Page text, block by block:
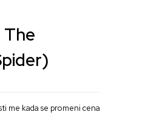
The
me kada se promeni cena